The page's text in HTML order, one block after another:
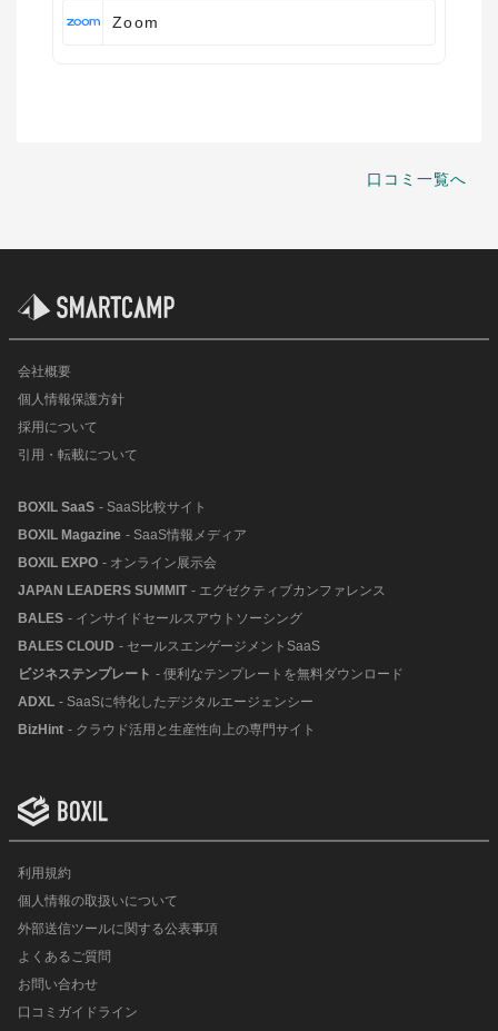
Zoom
口コミ一覧へ
会社概要
個人情報保護方針
採用について
引用・転載について
BOXIL SaaS - SaaS比較サイト
BOXIL Magazine - SaaS情報メディア
BOXIL EXPO - オンライン展示会
JAPAN LEADERS SUMMIT - エグゼクティブカンファレンス
BALES - インサイドセールスアウトソーシング
BALES CLOUD - セールスエンゲージメントSaaS
ビジネステンプレート - 便利なテンプレートを無料ダウンロード
ADXL - SaaSに特化したデジタルエージェンシー
BizHint - クラウド活用と生産性向上の専門サイト
利用規約
個人情報の取扱いについて
外部送信ツールに関する公表事項
よくあるご質問
お問い合わせ
口コミガイドライン